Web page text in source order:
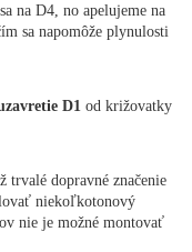
na D4, no apelujeme na
sa napomôže plynulosti
D1 od križovatky
trvalé dopravné značenie
niekoľkotonový
nie je možné montovať